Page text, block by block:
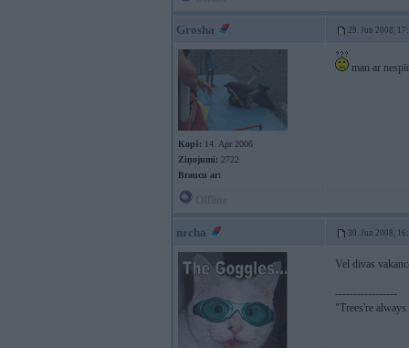
Grosha 29. Jun 2008,
Kopš: 14. Apr 2006
Ziņojumi: 2722
Braucu ar:
man ar
nrcha 30. Jun 2008,
Vel divas
-----------------
"Trees're